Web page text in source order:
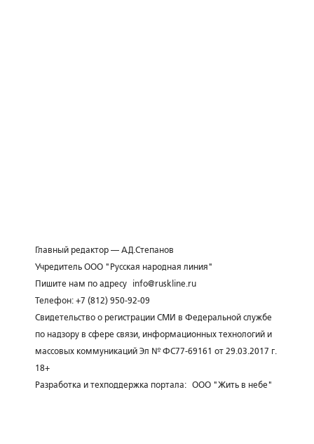
Главный редактор — А.Д.Степанов
Учредитель ООО "Русская народная линия"
Пишите нам по адресу
info@ruskline.ru
Телефон: +7 (812) 950-92-09
Свидетельство о регистрации СМИ в Федеральной службе
по надзору в сфере связи, информационных технологий и
массовых коммуникаций Эл № ФС77-69161 от 29.03.2017 г.
18+
Разработка и техподдержка портала: ООО "Жить в небе"